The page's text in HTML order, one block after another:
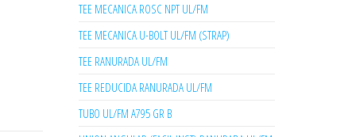
TEE MECANICA ROSC NPT UL/FM
TEE MECANICA U-BOLT UL/FM (STRAP)
TEE RANURADA UL/FM
TEE REDUCIDA RANURADA UL/FM
TUBO UL/FM A795 GR B